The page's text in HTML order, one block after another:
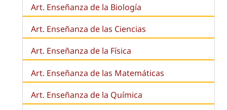
Art. Enseñanza de la Biología
Art. Enseñanza de las Ciencias
Art. Enseñanza de la Física
Art. Enseñanza de las Matemáticas
Art. Enseñanza de la Química